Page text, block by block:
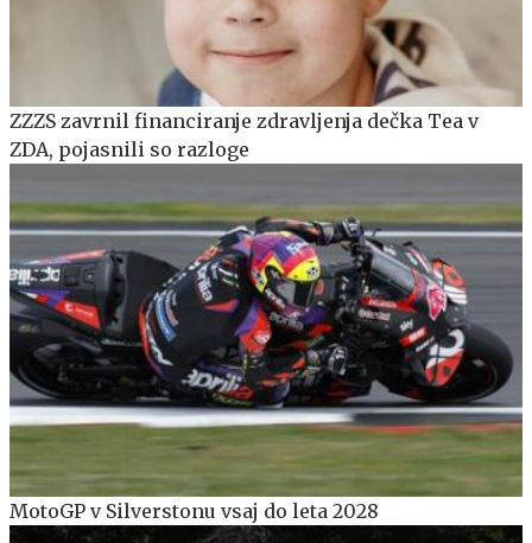
ZZZS zavrnil financiranje zdravljenja dečka Tea v
ZDA, pojasnili so razloge
MotoGP v Silverstonu vsaj do leta 2028